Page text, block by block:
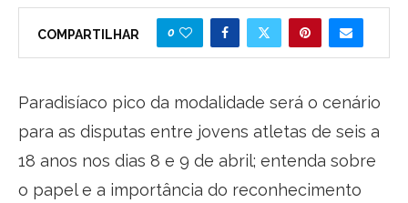
COMPARTILHAR 0
Paradisíaco pico da modalidade será o cenário
para as disputas entre jovens atletas de seis a
18 anos nos dias 8 e 9 de abril; entenda sobre
o papel e a importância do reconhecimento